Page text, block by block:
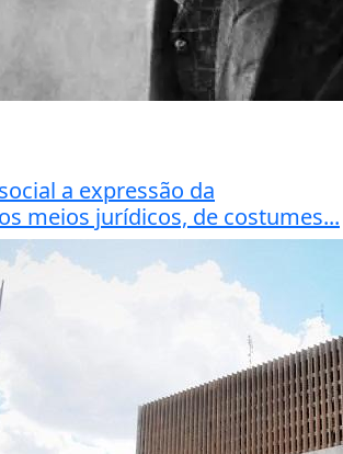
a expressão da
meios jurídicos, de costumes...